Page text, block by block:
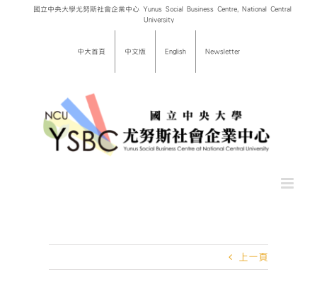
國立中央大學尤努斯社會企業中心 Yunus Social Business Centre, National Central
University
中大首頁 中文版 English Newsletter
上一頁